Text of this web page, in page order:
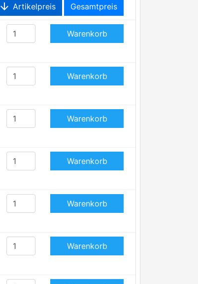
arrow_downward Artikelpreis Gesamtpreis
Warenkorb
Warenkorb
Warenkorb
Warenkorb
Warenkorb
Warenkorb